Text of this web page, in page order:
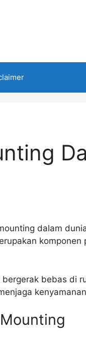
dalam
komponen
bebas di